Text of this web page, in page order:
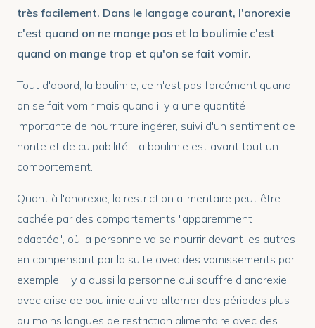
très facilement. Dans le langage courant, l'anorexie
c'est quand on ne mange pas et la boulimie c'est
quand on mange trop et qu'on se fait vomir.
Tout d'abord, la boulimie, ce n'est pas forcément quand
on se fait vomir mais quand il y a une quantité
importante de nourriture ingérer, suivi d'un sentiment de
honte et de culpabilité. La boulimie est avant tout un
comportement.
Quant à l'anorexie, la restriction alimentaire peut être
cachée par des comportements "apparemment
adaptée", où la personne va se nourrir devant les autres
en compensant par la suite avec des vomissements par
exemple. Il y a aussi la personne qui souffre d'anorexie
avec crise de boulimie qui va alterner des périodes plus
ou moins longues de restriction alimentaire avec des